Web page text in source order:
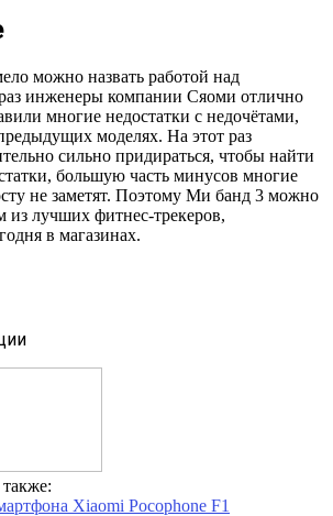
можно назвать работой над
инженеры компании Сяоми отлично
многие недостатки с недочётами,
моделях. На этот раз
сильно придираться, чтобы найти
большую часть минусов многие
не заметят. Поэтому Ми банд 3 можно
из лучших фитнес-трекеров,
в магазинах.
Xiaomi Pocophone F1